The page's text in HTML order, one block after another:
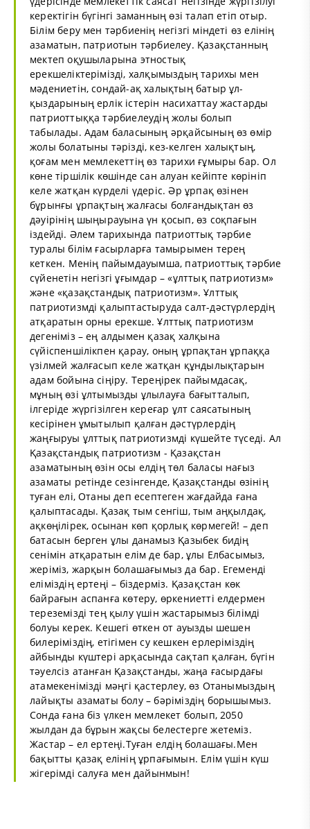
керектігін бүгінгі заманның өзі талап етіп отыр.
Білім беру мен тәрбиенің негізгі міндеті өз елінің
азаматын, патриотын тәрбиелеу. Қазақстанның
мектеп оқушыларына этностық
ерекшеліктерімізді, халқымыздың тарихы мен
мәдениетін, сондай-ақ халықтың батыр ұл-
қыздарының ерлік істерін насихаттау жастарды
патриоттыққа тәрбиелеудің жолы болып
табылады. Адам баласының әрқайсының өз өмір
жолы болатыны тәрізді, кез-келген халықтың,
қоғам мен мемлекеттің өз тарихи ғұмыры бар. Ол
көне тіршілік көшінде сан алуан кейіпте көрініп
келе жатқан күрделі үдеріс. Әр ұрпақ өзінен
бұрынғы ұрпақтың жалғасы болғандықтан өз
дәуірінің шыңырауына үн қосып, өз соқпағын
іздейді. Әлем тарихында патриоттық тәрбие
туралы білім ғасырларға тамырымен терең
кеткен. Менің пайымдауымша, патриоттық тәрбие
сүйенетін негізгі ұғымдар – «ұлттық патриотизм»
және «қазақстандық патриотизм». Ұлттық
патриотизмді қалыптастыруда салт-дәстүрлердің
атқаратын орны ерекше. Ұлттық патриотизм
дегеніміз – ең алдымен қазақ халқына
сүйіспеншілікпен қарау, оның ұрпақтан ұрпаққа
үзілмей жалғасып келе жатқан құндылықтарын
адам бойына сіңіру. Тереңірек пайымдасақ,
мұның өзі ұлтымызды ұлылауға бағытталып,
ілгеріде жүргізілген кереғар ұлт саясатының
кесірінен ұмытылып қалған дәстүрлердің
жаңғыруы ұлттық патриотизмді күшейте түседі. Ал
Қазақстандық патриотизм - Қазақстан
азаматының өзін осы елдің төл баласы нағыз
азаматы ретінде сезінгенде, Қазақстанды өзінің
туған елі, Отаны деп есептеген жағдайда ғана
қалыптасады. Қазақ тым сенгіш, тым аңқылдақ,
ақкөңілірек, осынан көп қорлық көрмегей! – деп
батасын берген ұлы данамыз Қазыбек бидің
сенімін атқаратын елім де бар, ұлы Елбасымыз,
жеріміз, жарқын болашағымыз да бар. Егеменді
еліміздің ертеңі – біздерміз. Қазақстан көк
байрағын аспанға көтеру, өркениетті елдермен
тереземізді тең қылу үшін жастарымыз білімді
болуы керек. Кешегі өткен от ауызды шешен
билеріміздің, етігімен су кешкен ерлеріміздің
айбынды күштері арқасында сақтап қалған, бүгін
тәуелсіз атанған Қазақстанды, жаңа ғасырдағы
атамекенімізді мәңгі қастерлеу, өз Отанымыздың
лайықты азаматы болу – бәріміздің борышымыз.
Сонда ғана біз үлкен мемлекет болып, 2050
жылдан да бұрын жақсы белестерге жетеміз.
Жастар – ел ертеңі.Туған елдің болашағы.Мен
бақытты қазақ елінің ұрпағымын. Елім үшін күш
жігерімді салуға мен дайынмын!